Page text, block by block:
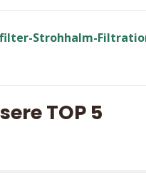
TOP 5